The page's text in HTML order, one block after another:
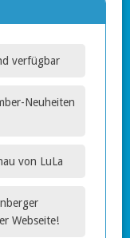
verfügbar
Neuheiten
von LuLa
Webseite!